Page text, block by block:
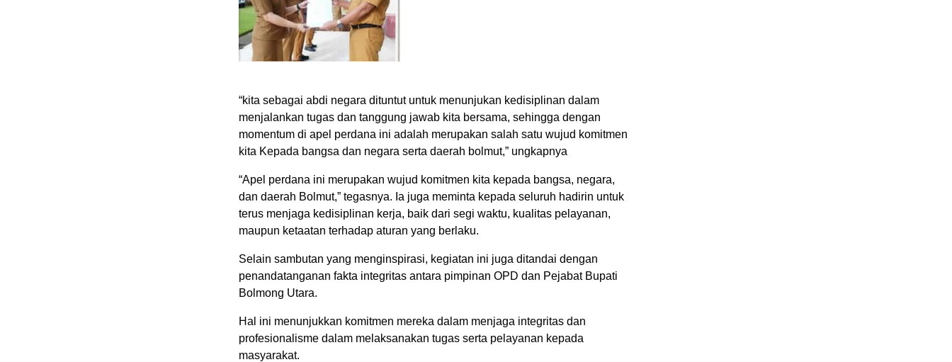
“kita sebagai abdi negara dituntut untuk menunjukan kedisiplinan dalam
menjalankan tugas dan tanggung jawab kita bersama, sehingga dengan
momentum di apel perdana ini adalah merupakan salah satu wujud komitmen
kita Kepada bangsa dan negara serta daerah bolmut,” ungkapnya
“Apel perdana ini merupakan wujud komitmen kita kepada bangsa, negara,
dan daerah Bolmut,” tegasnya. Ia juga meminta kepada seluruh hadirin untuk
terus menjaga kedisiplinan kerja, baik dari segi waktu, kualitas pelayanan,
maupun ketaatan terhadap aturan yang berlaku.
Selain sambutan yang menginspirasi, kegiatan ini juga ditandai dengan
penandatanganan fakta integritas antara pimpinan OPD dan Pejabat Bupati
Bolmong Utara.
Hal ini menunjukkan komitmen mereka dalam menjaga integritas dan
profesionalisme dalam melaksanakan tugas serta pelayanan kepada
masyarakat.